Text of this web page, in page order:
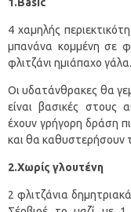
1.Βasic
4 χαμηλής
μπανάνα κομμένη σε
φλιτζάνι ημιάπαχο γάλα.
Οι υδατάνθρακες θα
είναι βασικές στους
έχουν γρήγορη δράση
και θα καθυστερήσουν
2.Χωρίς γλουτένη
2 φλιτζάνια